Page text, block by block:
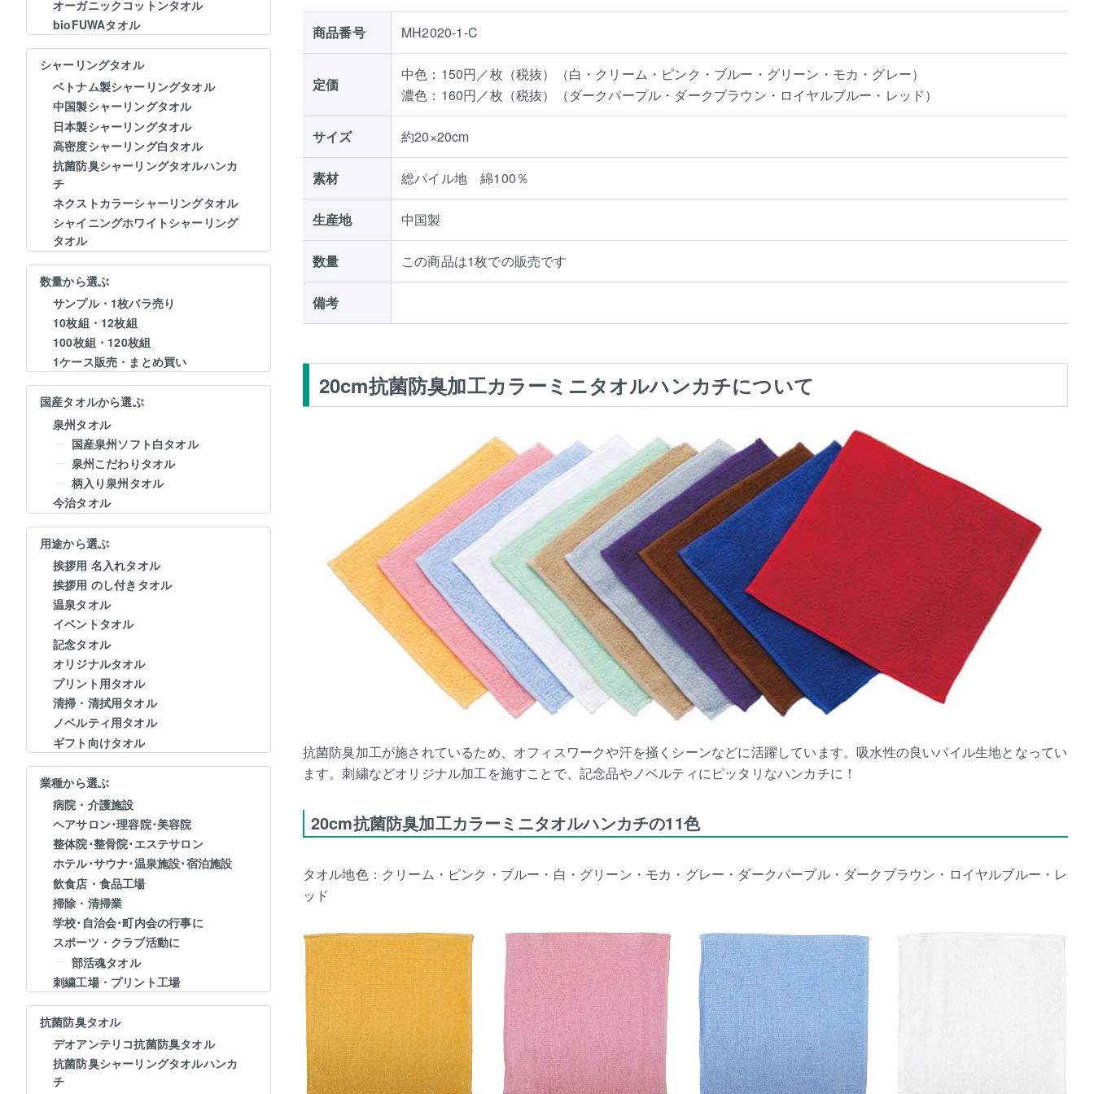
オーガニックコットンタオル
bioFUWAタオル
シャーリングタオル
ベトナム製シャーリングタオル
中国製シャーリングタオル
日本製シャーリングタオル
高密度シャーリング白タオル
抗菌防臭シャーリングタオルハンカ
チ
ネクストカラーシャーリングタオル
シャイニングホワイトシャーリング
タオル
数量から選ぶ
サンプル・1枚バラ売り
10枚組・12枚組
100枚組・120枚組
1ケース販売・まとめ買い
国産タオルから選ぶ
泉州タオル
国産泉州ソフト白タオル
泉州こだわりタオル
柄入り泉州タオル
今治タオル
用途から選ぶ
挨拶用 名入れタオル
挨拶用 のし付きタオル
温泉タオル
イベントタオル
記念タオル
オリジナルタオル
プリント用タオル
清掃・清拭用タオル
ノベルティ用タオル
ギフト向けタオル
業種から選ぶ
病院・介護施設
ヘアサロン･理容院･美容院
整体院･整骨院･エステサロン
ホテル･サウナ･温泉施設･宿泊施設
飲食店・食品工場
掃除・清掃業
学校･自治会･町内会の行事に
スポーツ・クラブ活動に
部活魂タオル
刺繍工場・プリント工場
抗菌防臭タオル
デオアンテリコ抗菌防臭タオル
抗菌防臭シャーリングタオルハンカ
チ
商品番号 MH2020-1-C
定価
中色：150円／枚（税抜）（白・クリーム・ピンク・ブルー・グリーン・モカ・グレー）
濃色：160円／枚（税抜）（ダークパープル・ダークブラウン・ロイヤルブルー・レッド）
サイズ 約20×20cm
素材 総パイル地 綿100％
生産地 中国製
数量 この商品は1枚での販売です
備考
20cm抗菌防臭加工カラーミニタオルハンカチについて
抗菌防臭加工が施されているため、オフィスワークや汗を掻くシーンなどに活躍しています。吸水性の良いパイル生地となってい
ます。刺繍などオリジナル加工を施すことで、記念品やノベルティにピッタリなハンカチに！
20cm抗菌防臭加工カラーミニタオルハンカチの11色
タオル地色：クリーム・ピンク・ブルー・白・グリーン・モカ・グレー・ダークパープル・ダークブラウン・ロイヤルブルー・レ
ッド